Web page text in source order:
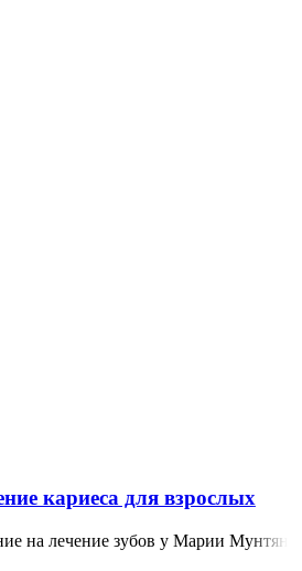
кариеса для взрослых
на лечение зубов у Марии Мунтян